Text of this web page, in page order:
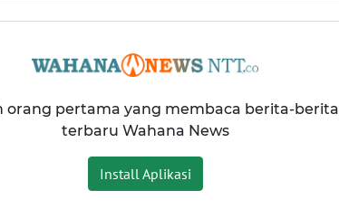
orang pertama yang membaca berita-berita
terbaru Wahana News
Install Aplikasi